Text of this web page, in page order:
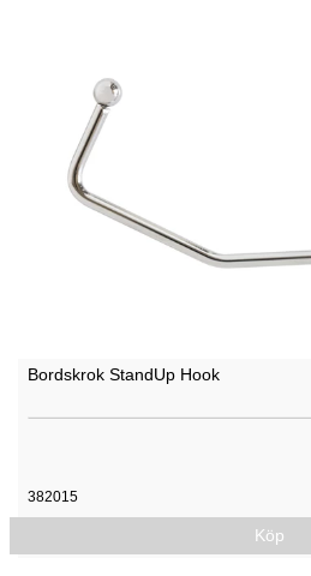
Bordskrok StandUp Hook
382015
Köp